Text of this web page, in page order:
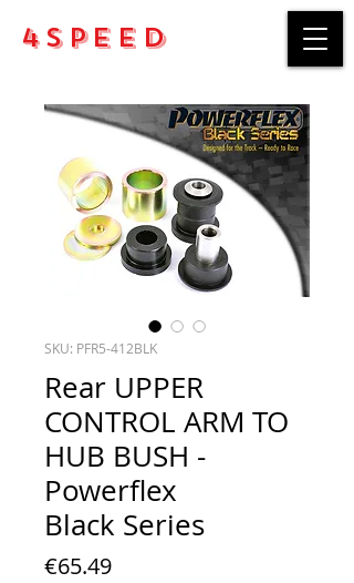
4Speed
SKU: PFR5-412BLK
Rear UPPER
CONTROL ARM TO
HUB BUSH -
Powerflex
Black Series
€65.49Price